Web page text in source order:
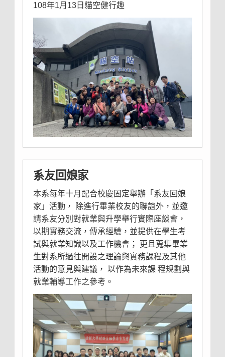
108年1月13日貓空健行趣
系友回娘家
本系每年十月配合校慶固定舉辦「系友回娘
家」活動， 除進行畢業校友的聯誼外，並邀
請系友分別對就業與升學舉行實際座談會，
以期實務交流，傳承經驗，並提供在學生考
試與就業知識以及工作機會； 更且蒐集畢業
生對系所過往開設之理論與實務課程及其他
活動的意見與建議， 以作為未來課 程規劃與
就業輔導工作之參考。